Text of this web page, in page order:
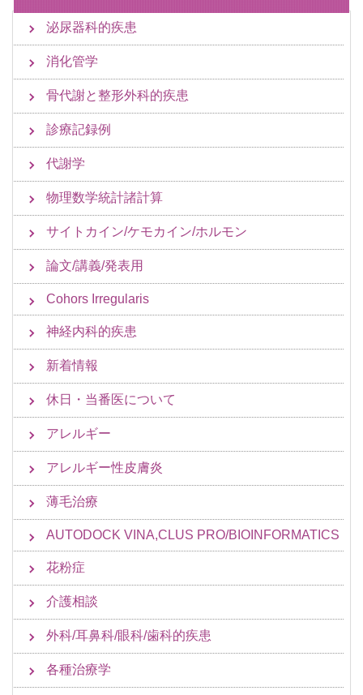
泌尿器科的疾患
消化管学
骨代謝と整形外科的疾患
診療記録例
代謝学
物理数学統計諸計算
サイトカイン/ケモカイン/ホルモン
論文/講義/発表用
Cohors Irregularis
神経内科的疾患
新着情報
休日・当番医について
アレルギー
アレルギー性皮膚炎
薄毛治療
AUTODOCK VINA,CLUS PRO/BIOINFORMATICS
花粉症
介護相談
外科/耳鼻科/眼科/歯科的疾患
各種治療学